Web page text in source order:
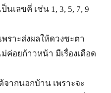
เลขคี่ เช่น 1, 3, 5, 7, 9
ราะส่งผลให้ดวงชะตา
ค่อยก้าวหน้า มีเรื่องเดือด
จากนอกบ้าน เพราะจะ